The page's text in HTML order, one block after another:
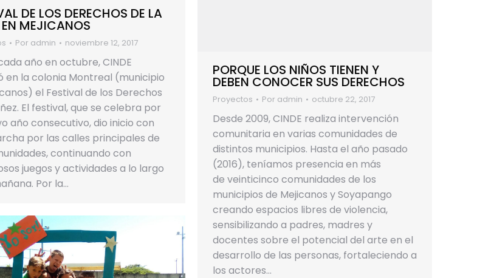
DE LOS DERECHOS DE LA
EN MEJICANOS
Por admin noviembre 12, 2017
año en octubre, CINDE
en la colonia Montreal (municipio
el Festival de los Derechos
El festival, que se celebra por
año consecutivo, dio inicio con
por las calles principales de
continuando con
juegos y actividades a lo largo
Por la…
PORQUE LOS NIÑOS TIENEN Y
DEBEN CONOCER SUS DERECHOS
Proyectos Por admin octubre 22, 2017
Desde 2009, CINDE realiza intervención
comunitaria en varias comunidades de
distintos municipios. Hasta el año pasado
(2016), teníamos presencia en más
de veinticinco comunidades de los
municipios de Mejicanos y Soyapango
creando espacios libres de violencia,
sensibilizando a padres, madres y
docentes sobre el potencial del arte en el
desarrollo de las personas, fortaleciendo a
los actores…